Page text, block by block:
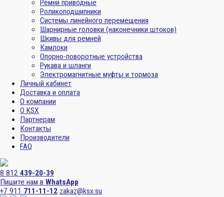
Ремни приводные
Роликоподшипники
Системы линейного перемещения
Шарнирные головки (наконечники штоков)
Шкивы для ремней
Камлоки
Опорно-поворотные устройства
Рукава и шланги
Электромагнитные муфты и тормоза
Личный кабинет
Доставка и оплата
О компании
О KSX
Партнерам
Контакты
Производители
FAQ
8 812 439-20-39
Пишите нам в WhatsApp
+7 911 711-11-12 zakaz@ksx.su